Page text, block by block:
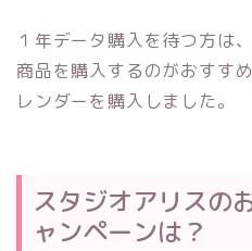
１年データ購入を待つ方は
商品を購入するのがおすす
レンダーを購入しました。
スタジオアリスの
ャンペーンは？